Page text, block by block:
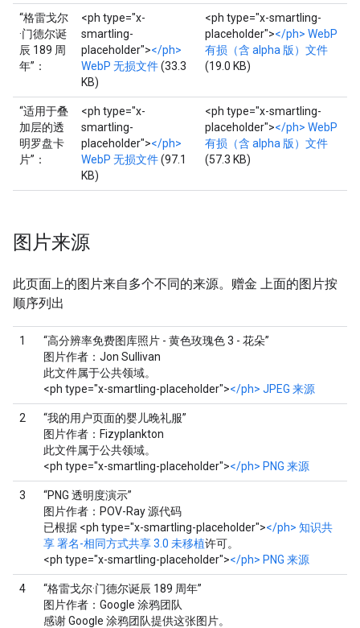
“格雷戈尔
·门德尔诞
辰 189 周
年”：
<ph type="x-
smartling-
placeholder"></ph>
WebP 无损文件(33.3
KB)
<ph type="x-smartling-
placeholder"></ph> WebP
有损（含 alpha 版）文件
(19.0 KB)
“适用于叠
加层的透
明罗盘卡
片”：
<ph type="x-
smartling-
placeholder"></ph>
WebP 无损文件(97.1
KB)
<ph type="x-smartling-
placeholder"></ph> WebP
有损（含 alpha 版）文件
(57.3 KB)
图片来源
此页面上的图片来自多个不同的来源。赠金 上面的图片按
顺序列出
1
“高分辨率免费图库照片 - 黄色玫瑰色 3 - 花朵”
图片作者：Jon Sullivan
此文件属于公共领域。
<ph type="x-smartling-placeholder"></ph> JPEG 来源
2
“我的用户页面的婴儿晚礼服”
图片作者：Fizyplankton
此文件属于公共领域。
<ph type="x-smartling-placeholder"></ph> PNG 来源
3
“PNG 透明度演示”
图片作者：POV-Ray 源代码
已根据 <ph type="x-smartling-placeholder"></ph> 知识共
享署名-相同方式共享 3.0 未移植许可。
<ph type="x-smartling-placeholder"></ph> PNG 来源
4
“格雷戈尔·门德尔诞辰 189 周年”
图片作者：Google 涂鸦团队
感谢 Google 涂鸦团队提供这张图片。